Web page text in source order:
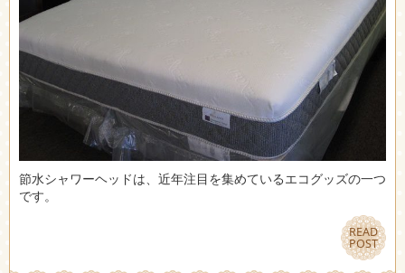
節水シャワーヘッドは、近年注目を集めているエコグッズの一つ
です。
READ
POST
READ
POST